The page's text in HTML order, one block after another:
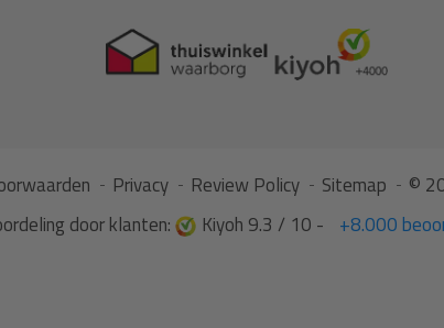
Privacy Review Policy Sitemap
©
door klanten:
Kiyoh 9.3 / 10 - +8.000